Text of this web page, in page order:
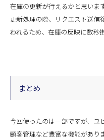
在庫の更新が行えるかと思います
更新処理の際、リクエスト送信
われるため、在庫の反映に数秒
まとめ
今回使ったのは一部ですが、ユ
顧客管理など豊富な機能がありま